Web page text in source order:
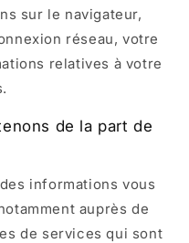
sur le navigateur,
réseau, votre
relatives à votre
de la part de
informations vous
auprès de
de services qui sont